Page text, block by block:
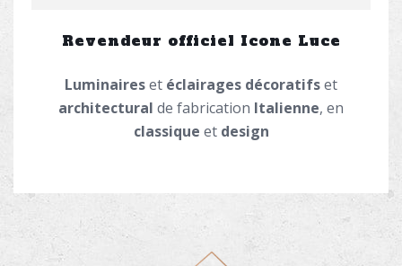
Revendeur officiel Icone Luce
Luminaireset éclairages décoratifset
architectural de fabrication Italienne, en
classique et design